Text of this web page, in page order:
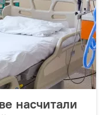
насчитали